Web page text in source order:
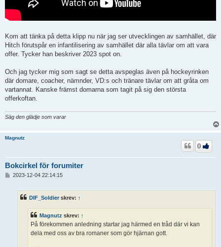
Kom att tänka på detta klipp nu när jag ser utvecklingen av samhället, där
Hitch förutspår en infantilisering av samhället där alla tävlar om att vara
offer. Tycker han beskriver 2023 spot on.
Och jag tycker mig som sagt se detta avspeglas även på hockeyrinken
där domare, coacher, nämnder, VD:s och tränare tävlar om att gråta om
vartannat. Kanske främst domarna som tagit på sig den största
offerkoftan.
Säg den glädje som varar
Magnutz
Bokcirkel för forumiter
0
2023-12-04 22:14:15
DIF_Soldier skrev: ↑
Magnutz skrev: ↑
På förekommen anledning startar jag härmed en tråd där vi kan
dela med oss av bra romaner som gör hjärnan gott.